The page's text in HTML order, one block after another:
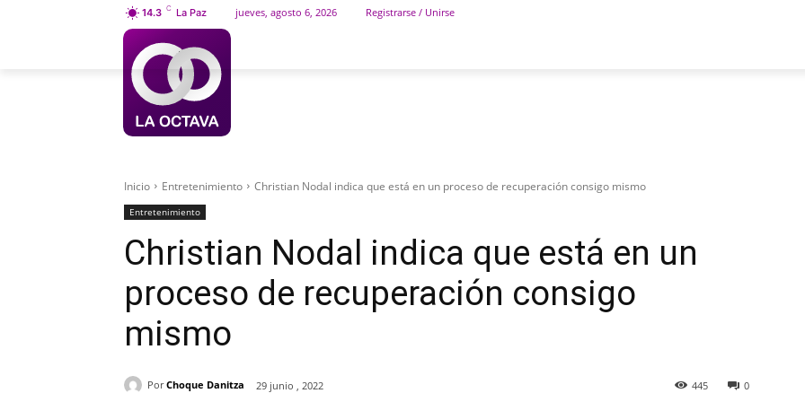
14.3 C La Paz jueves, agosto 6, 2026 Registrarse / Unirse
Inicio Entretenimiento Christian Nodal indica que está en un proceso de recuperación consigo mismo
Entretenimiento
Christian Nodal indica que está en un
proceso de recuperación consigo
mismo
Por Choque Danitza 29 junio , 2022 0
445